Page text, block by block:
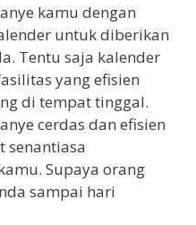
kamu dengan
untuk diberikan
Tentu saja kalender
yang efisien
di tempat tinggal.
cerdas dan efisien
senantiasa
Supaya orang
sampai hari